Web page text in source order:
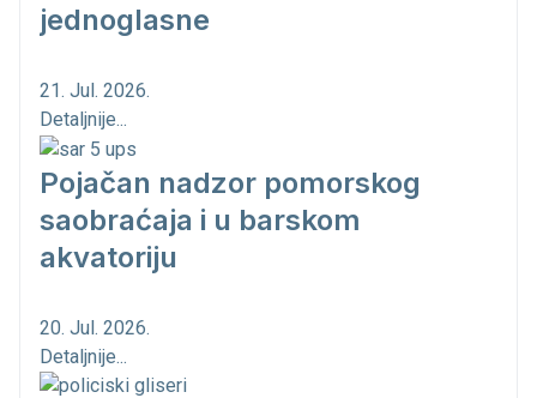
jednoglasne
21. Jul. 2026.
Detaljnije...
Pojačan nadzor pomorskog
saobraćaja i u barskom
akvatoriju
20. Jul. 2026.
Detaljnije...